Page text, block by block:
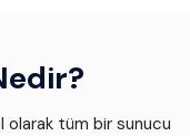
olarak tüm bir sunucu